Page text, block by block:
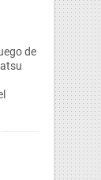
de